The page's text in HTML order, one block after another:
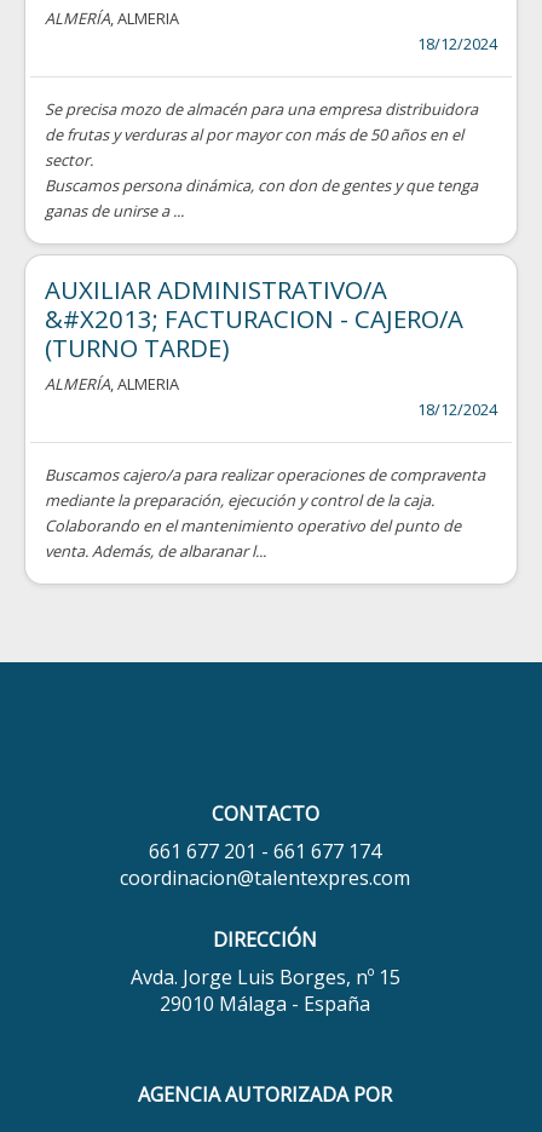
ALMERÍA, ALMERIA
18/12/2024
Se precisa mozo de almacén para una empresa distribuidora
de frutas y verduras al por mayor con más de 50 años en el
sector.
Buscamos persona dinámica, con don de gentes y que tenga
ganas de unirse a ...
AUXILIAR ADMINISTRATIVO/A
&#X2013; FACTURACION - CAJERO/A
(TURNO TARDE)
ALMERÍA, ALMERIA
18/12/2024
Buscamos cajero/a para realizar operaciones de compraventa
mediante la preparación, ejecución y control de la caja.
Colaborando en el mantenimiento operativo del punto de
venta. Además, de albaranar l...
CONTACTO
661 677 201 - 661 677 174
coordinacion@talentexpres.com
DIRECCIÓN
Avda. Jorge Luis Borges, nº 15
29010 Málaga - España
AGENCIA AUTORIZADA POR